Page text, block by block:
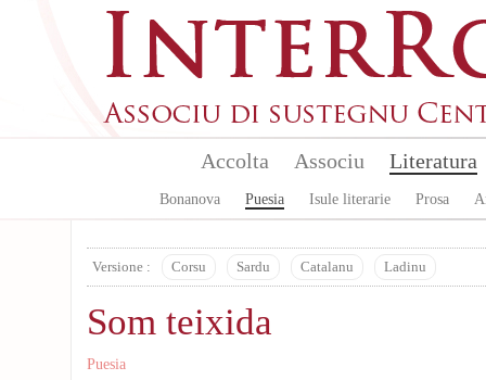
Accolta Associu Literatura
Bonanova Puesia Isule literarie Prosa
Versione : Corsu Sardu Catalanu Ladinu
Som teixida
Puesia